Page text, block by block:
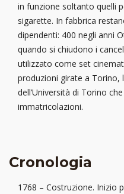
in funzione soltanto quelli
sigarette. In fabbrica
dipendenti: 400 negli anni
quando si chiudono i
utilizzato come set
produzioni girate a Torino,
dell’Università di Torino
immatricolazioni.
Cronologia
1768 – Costruzione. Inizio